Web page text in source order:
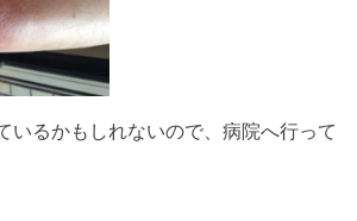
いるかもしれないので、病院へ行って